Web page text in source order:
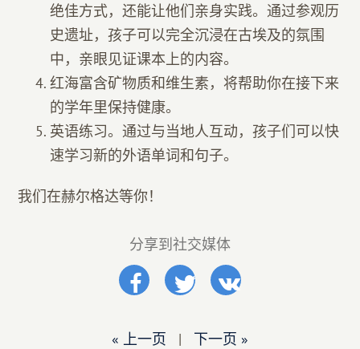
绝佳方式，还能让他们亲身实践。通过参观历
史遗址，孩子可以完全沉浸在古埃及的氛围
中，亲眼见证课本上的内容。
红海富含矿物质和维生素，将帮助你在接下来
的学年里保持健康。
英语练习。通过与当地人互动，孩子们可以快
速学习新的外语单词和句子。
我们在赫尔格达等你！
分享到社交媒体
« 上一页 | 下一页 »